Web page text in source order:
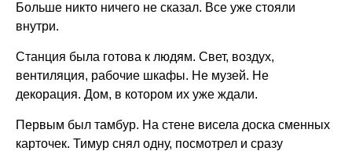
Больше никто ничего не сказал. Все уже стояли
внутри.
Станция была готова к людям. Свет, воздух,
вентиляция, рабочие шкафы. Не музей. Не
декорация. Дом, в котором их уже ждали.
Первым был тамбур. На стене висела доска сменных
карточек. Тимур снял одну, посмотрел и сразу